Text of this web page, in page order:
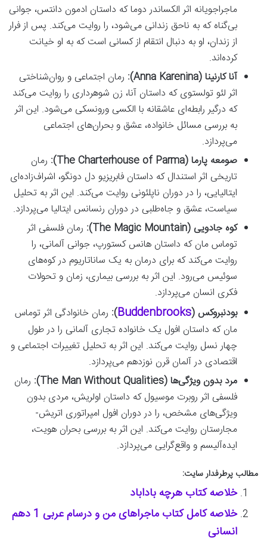
ماجراجویانه اثر الکساندر دوما که داستان ادمون دانتس، جوانی
بی‌گناه که به ناحق زندانی می‌شود، را روایت می‌کند. پس از فرار
از زندان، او به دنبال انتقام از کسانی است که به او خیانت
کرده‌اند.
آنا کارنینا (Anna Karenina):
رمان اجتماعی و روان‌شناختی
اثر لئو تولستوی که داستان آنا، زن شوهرداری را روایت می‌کند
که درگیر رابطه‌ای عاشقانه با الکسی ورونسکی می‌شود. این اثر
به بررسی مسائل خانواده، عشق و بحران‌های اجتماعی
می‌پردازد.
صومعه پارما (The Charterhouse of Parma):
رمان
تاریخی اثر استندال که داستان فابریزیو دل دونگو، اشراف‌زاده‌ای
ایتالیایی، را در دوران ناپلئونی روایت می‌کند. این اثر به تحلیل
سیاست، عشق و جاه‌طلبی در دوران رنسانس ایتالیا می‌پردازد.
کوه جادویی (The Magic Mountain):
رمان فلسفی اثر
توماس مان که داستان هانس کستورپ، جوانی آلمانی، را
روایت می‌کند که برای درمان به یک ساناتاریوم در کوه‌های
سوئیس می‌رود. این اثر به بررسی بیماری، زمان و تحولات
فکری انسان می‌پردازد.
بودنبروکس (Buddenbrooks
): رمان خانوادگی اثر توماس
مان که داستان افول یک خانواده تجاری آلمانی را در طول
چهار نسل روایت می‌کند. این اثر به تحلیل تغییرات اجتماعی و
اقتصادی در آلمان قرن نوزدهم می‌پردازد.
مرد بدون ویژگی‌ها (The Man Without Qualities):
رمان
فلسفی اثر روبرت موسیول که داستان اولریش، مردی بدون
ویژگی‌های مشخص، را در دوران افول امپراتوری اتریش-
مجارستان روایت می‌کند. این اثر به بررسی بحران هویت،
ایده‌آلیسم و واقع‌گرایی می‌پردازد.
مطالب پرطرفدار سایت:
خلاصه کتاب هرچه باداباد
خلاصه کامل کتاب ماجراهای من و درسام عربی 1 دهم
انسانی